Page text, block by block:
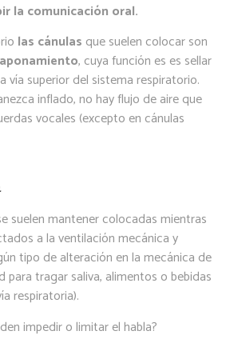
la comunicación oral.
las cánulas que suelen colocar son
, cuya función es es sellar
vía superior del sistema respiratorio.
inflado, no hay flujo de aire que
vocales (excepto en cánulas
suelen mantener colocadas mientras
a la ventilación mecánica y
tipo de alteración en la mecánica de
para tragar saliva, alimentos o bebidas
respiratoria).
impedir o limitar el habla?